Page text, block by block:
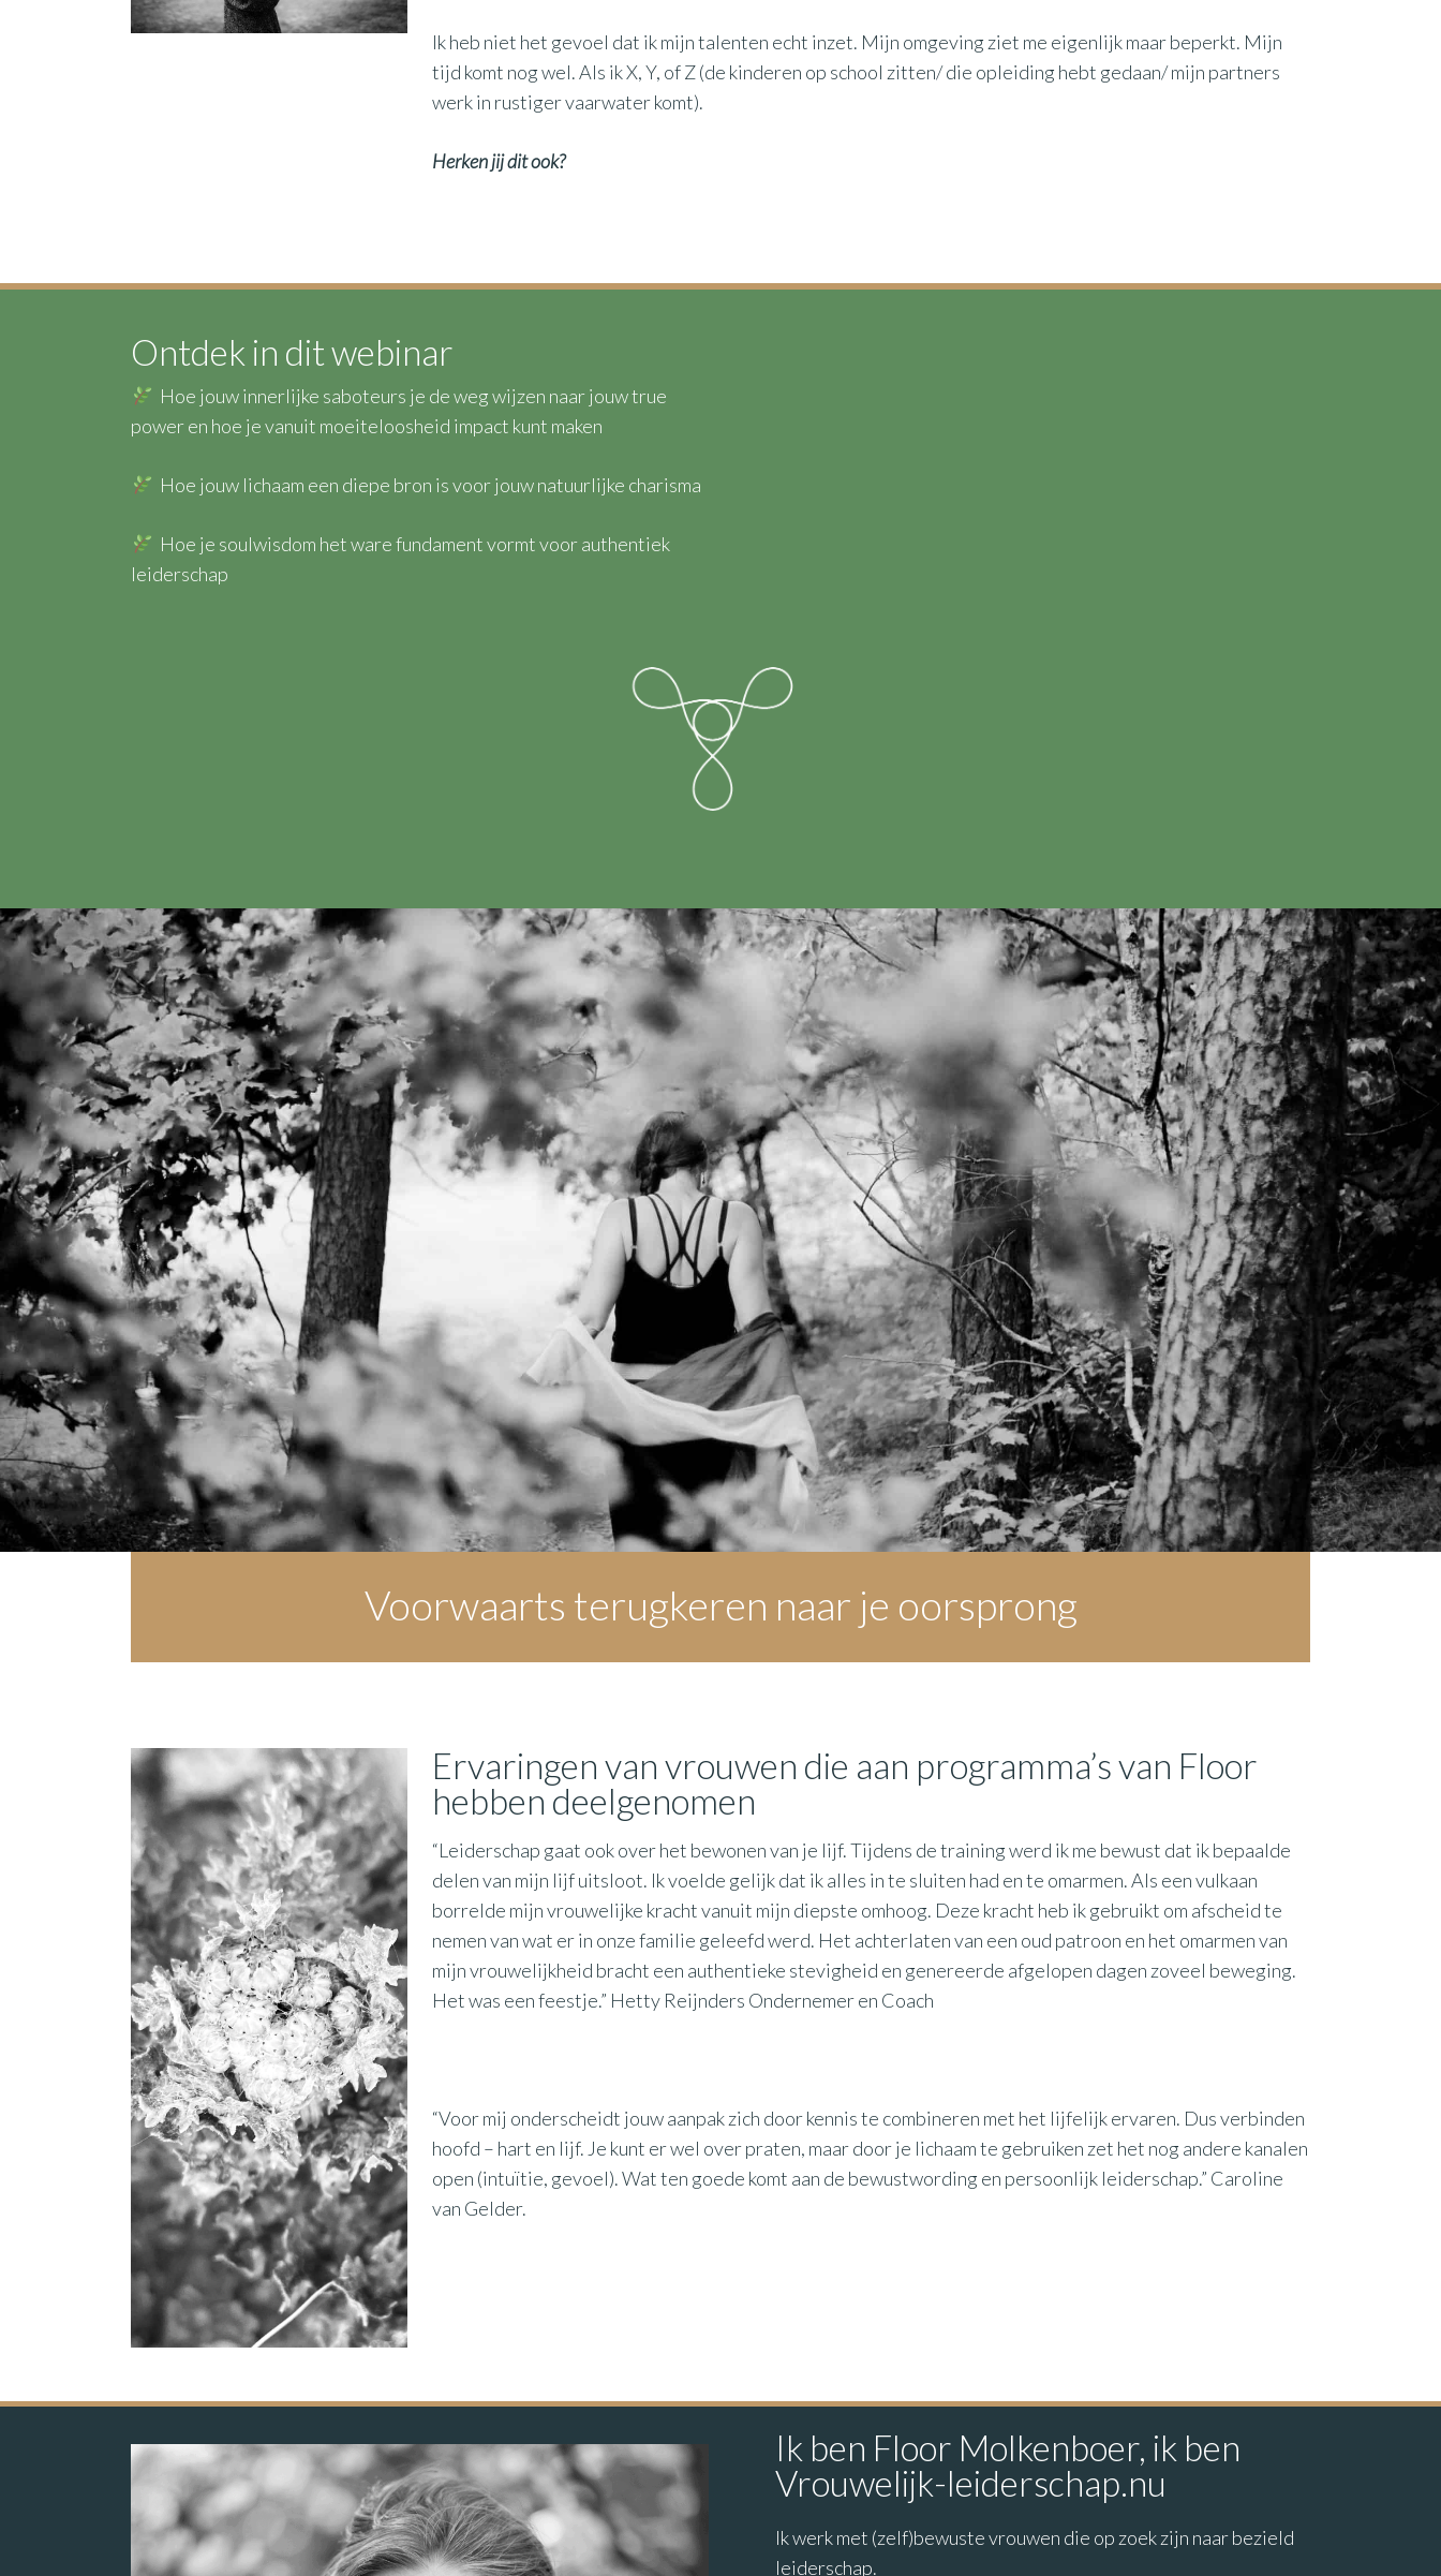
Ik heb niet het gevoel dat ik mijn talenten echt inzet. Mijn omgeving ziet me eigenlijk maar beperkt. Mijn
tijd komt nog wel. Als ik X, Y, of Z (de kinderen op school zitten/ die opleiding hebt gedaan/ mijn partners
werk in rustiger vaarwater komt).
Herken jij dit ook?
Ontdek in dit webinar
Hoe jouw innerlijke saboteurs je de weg wijzen naar jouw true
power en hoe je vanuit moeiteloosheid impact kunt maken
Hoe jouw lichaam een diepe bron is voor jouw natuurlijke charisma
Hoe je soulwisdom het ware fundament vormt voor authentiek
leiderschap
Voorwaarts terugkeren naar je oorsprong
Ervaringen van vrouwen die aan programma’s van Floor
hebben deelgenomen
“Leiderschap gaat ook over het bewonen van je lijf. Tijdens de training werd ik me bewust dat ik bepaalde
delen van mijn lijf uitsloot. Ik voelde gelijk dat ik alles in te sluiten had en te omarmen. Als een vulkaan
borrelde mijn vrouwelijke kracht vanuit mijn diepste omhoog. Deze kracht heb ik gebruikt om afscheid te
nemen van wat er in onze familie geleefd werd. Het achterlaten van een oud patroon en het omarmen van
mijn vrouwelijkheid bracht een authentieke stevigheid en genereerde afgelopen dagen zoveel beweging.
Het was een feestje.” Hetty Reijnders Ondernemer en Coach
“Voor mij onderscheidt jouw aanpak zich door kennis te combineren met het lijfelijk ervaren. Dus verbinden
hoofd – hart en lijf. Je kunt er wel over praten, maar door je lichaam te gebruiken zet het nog andere kanalen
open (intuïtie, gevoel). Wat ten goede komt aan de bewustwording en persoonlijk leiderschap.” Caroline
van Gelder.
Ik ben Floor Molkenboer, ik ben
Vrouwelijk-leiderschap.nu
Ik werk met (zelf)bewuste vrouwen die op zoek zijn naar bezield
leiderschap.